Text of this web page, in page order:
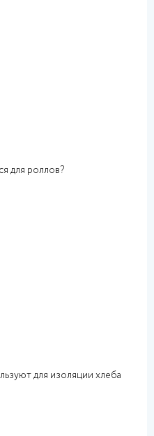
для роллов?
для изоляции хлеба